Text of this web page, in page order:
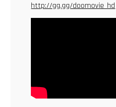
http://gg.gg/doomovie_hd